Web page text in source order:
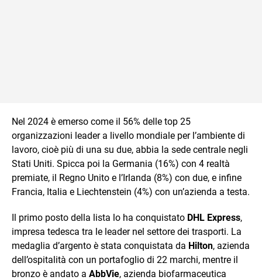
Nel 2024 è emerso come il 56% delle top 25
organizzazioni leader a livello mondiale per l’ambiente di
lavoro, cioè più di una su due, abbia la sede centrale negli
Stati Uniti. Spicca poi la Germania (16%) con 4 realtà
premiate, il Regno Unito e l’Irlanda (8%) con due, e infine
Francia, Italia e Liechtenstein (4%) con un’azienda a testa.
Il primo posto della lista lo ha conquistato DHL Express,
impresa tedesca tra le leader nel settore dei trasporti. La
medaglia d’argento è stata conquistata da Hilton, azienda
dell’ospitalità con un portafoglio di 22 marchi, mentre il
bronzo è andato a AbbVie, azienda biofarmaceutica